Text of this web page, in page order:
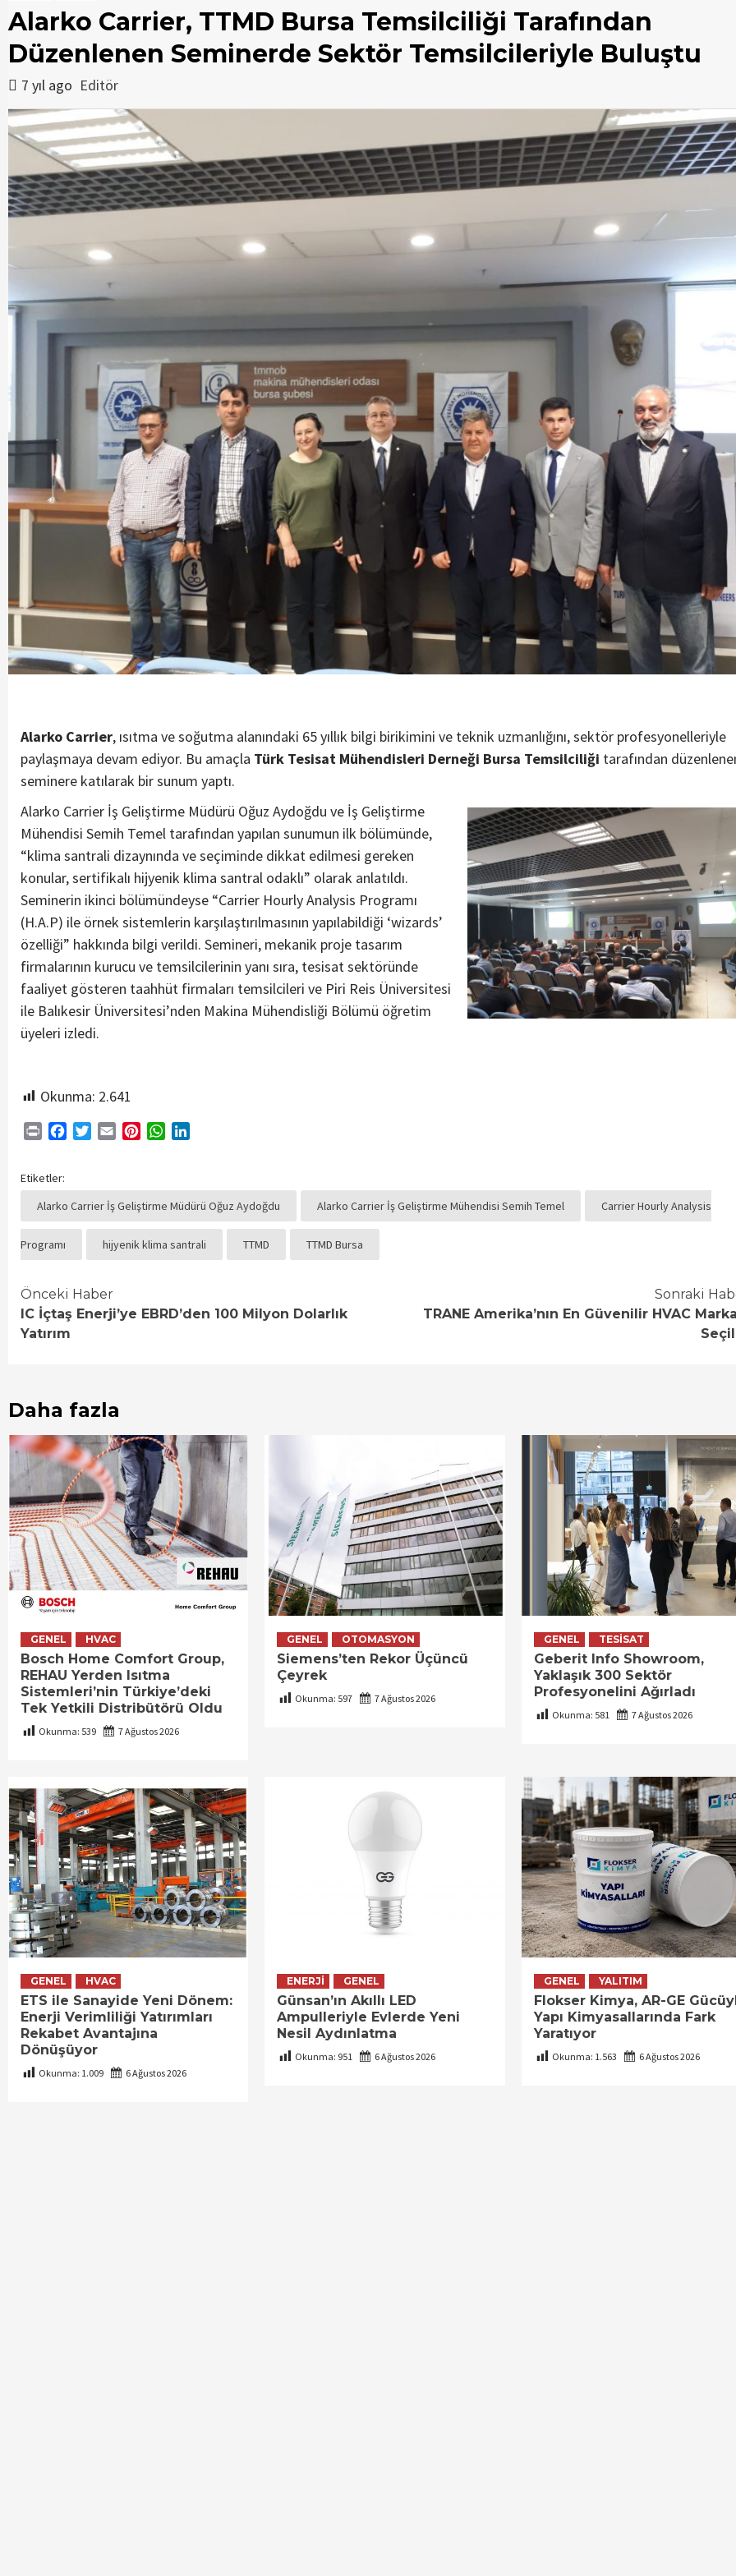
Alarko Carrier, TTMD Bursa Temsilciliği Tarafından
Düzenlenen Seminerde Sektör Temsilcileriyle Buluştu
7 yıl ago Editör
Alarko Carrier, ısıtma ve soğutma alanındaki 65 yıllık bilgi birikimini ve teknik uzmanlığını, sektör profesyonelleriyle
paylaşmaya devam ediyor. Bu amaçla Türk Tesisat Mühendisleri Derneği Bursa Temsilciliği tarafından
seminere katılarak bir sunum yaptı.
Alarko Carrier İş Geliştirme Müdürü Oğuz Aydoğdu ve İş Geliştirme
Mühendisi Semih Temel tarafından yapılan sunumun ilk bölümünde,
“klima santrali dizaynında ve seçiminde dikkat edilmesi gereken
konular, sertifikalı hijyenik klima santral odaklı” olarak anlatıldı.
Seminerin ikinci bölümündeyse “Carrier Hourly Analysis Programı
(H.A.P) ile örnek sistemlerin karşılaştırılmasının yapılabildiği ‘wizards’
özelliği” hakkında bilgi verildi. Semineri, mekanik proje tasarım
firmalarının kurucu ve temsilcilerinin yanı sıra, tesisat sektöründe
faaliyet gösteren taahhüt firmaları temsilcileri ve Piri Reis Üniversitesi
ile Balıkesir Üniversitesi’nden Makina Mühendisliği Bölümü öğretim
üyeleri izledi.
Okunma: 2.641
Print FacebookTwitterEmail PinterestWhatsApp
Etiketler:
Alarko Carrier İş Geliştirme Müdürü Oğuz Aydoğdu
Alarko Carrier İş Geliştirme Mühendisi Semih Temel Carrier Hourly Analysis
Programı hijyenik klima santrali TTMD TTMD Bursa
Continue
Reading
Önceki Haber
IC İçtaş Enerji’ye EBRD’den 100 Milyon Dolarlık
Yatırım
Sonraki
TRANE Amerika’nın En Güvenilir HVAC
Daha fazla
GENEL HVAC
Bosch Home Comfort Group,
REHAU Yerden Isıtma
Sistemleri’nin Türkiye’deki
Tek Yetkili Distribütörü Oldu
Okunma: 539 7 Ağustos 2026
GENEL OTOMASYON
Siemens’ten Rekor Üçüncü
Çeyrek
Okunma: 597 7 Ağustos 2026
GENEL TESISAT
Geberit Info Showroom,
Yaklaşık 300 Sektör
Profesyonelini Ağırladı
Okunma: 581 7 Ağustos 2026
GENEL HVAC
ETS ile Sanayide Yeni Dönem:
Enerji Verimliliği Yatırımları
Rekabet Avantajına
Dönüşüyor
Okunma: 1.009 6 Ağustos 2026
ENERJI GENEL
Günsan’ın Akıllı LED
Ampulleriyle Evlerde Yeni
Nesil Aydınlatma
Okunma: 951 6 Ağustos 2026
GENEL YALITIM
Flokser Kimya, AR-GE
Yapı Kimyasallarında Fark
Yaratıyor
Okunma: 1.563 6 Ağustos 2026